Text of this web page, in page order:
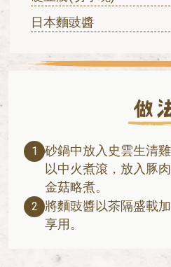
日本麵豉醬
1
砂鍋中放入史雲生清
以中火煮滾，放入豚
金菇略煮。
2
將麵豉醬以茶隔盛載
享用。